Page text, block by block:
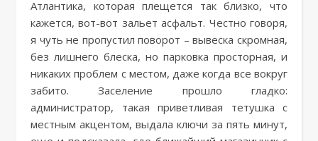
Атлантика, которая плещется так близко, что
кажется, вот-вот зальет асфальт. Честно говоря,
я чуть не пропустил поворот – вывеска скромная,
без лишнего блеска, но парковка просторная, и
никаких проблем с местом, даже когда все вокруг
забито. Заселение прошло гладко:
администратор, такая приветливая тетушка с
местным акцентом, выдала ключи за пять минут,